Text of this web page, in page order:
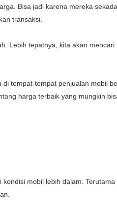
Bisa jadi karena mereka
transaksi.
Lebih tepatnya, kita akan mencari
tempat-tempat penjualan mobil
harga terbaik yang mungkin
mobil lebih dalam. Terutama